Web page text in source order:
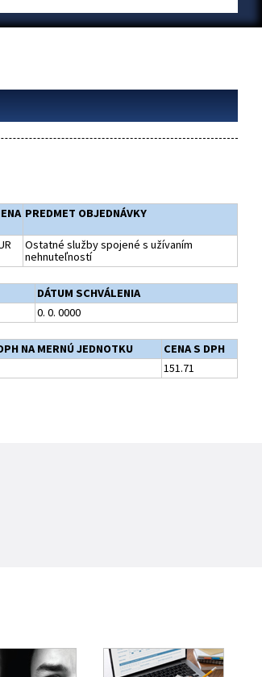
PREDMET OBJEDNÁVKY
Ostatné služby spojené s užívaním
nehnuteľností
DÁTUM SCHVÁLENIA
0. 0. 0000
NA MERNÚ JEDNOTKU
CENA S DPH
151.71